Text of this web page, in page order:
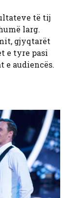
të tij
larg.
gjyqtarët
e tyre pasi
e audiencës.